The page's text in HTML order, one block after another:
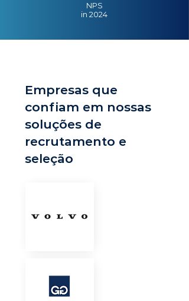
NPS
in 2024
Empresas que
confiam em nossas
soluções de
recrutamento e
seleção